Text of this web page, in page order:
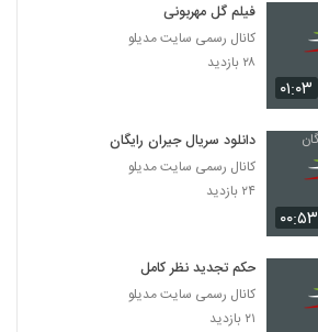
دانلود فیلم سیانور با لینک مستقیم و کیفیت
دانلود فیلم پله آخر
۱,۸۲۲ بازدید
دانلود فیلم امروز با کیفیت عالی
۱,۳۲۴ بازدید
دانلود فیلم سینمایی مجردها
۰۱:۰۳
فیلم گل مهربونی
کانال رسمی سایت مدیلو
۲۸ بازدید
۰۰:۵۳
دانلود سریال جیران رایگان
کانال رسمی سایت مدیلو
۲۴ بازدید
حکم تجدید نظر کامل
کانال رسمی سایت مدیلو
۲۱ بازدید